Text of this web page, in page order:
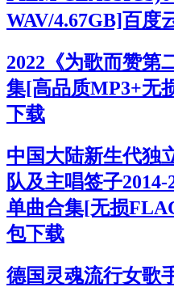
WAV/4.67GB]百度
2022《为歌而赞第
集[高品质MP3+无
下载
中国大陆新生代独
队及主唱签子2014-
单曲合集[无损
包下载
德国灵魂流行女歌